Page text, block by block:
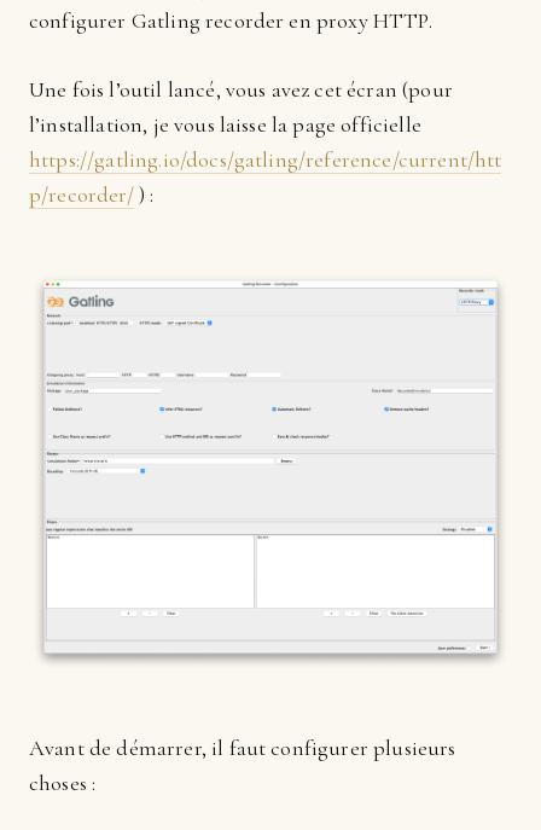
configurer Gatling recorder en proxy HTTP.
Une fois l’outil lancé, vous avez cet écran (pour
l’installation, je vous laisse la page officielle
https://gatling.io/docs/gatling/reference/current/htt
p/recorder/) :
Avant de démarrer, il faut configurer plusieurs
choses :